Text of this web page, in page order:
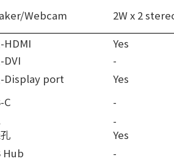
Webcam 2W x 2
HDMI
Yes
DVI
-
Display port
Yes
C
-
-
Yes
Hub
-